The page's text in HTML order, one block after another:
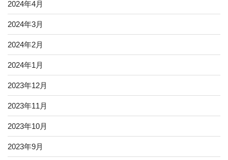
2024年4月
2024年3月
2024年2月
2024年1月
2023年12月
2023年11月
2023年10月
2023年9月